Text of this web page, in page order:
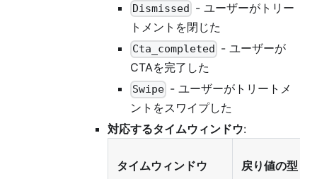
Dismissed - ユーザーがトリー
トメントを閉じた
Cta_completed
- ユーザーが
CTAを完了した
Swipe - ユーザーがトリートメ
ントをスワイプした
対応するタイムウィンドウ:
タイムウィンドウ 戻り値の型